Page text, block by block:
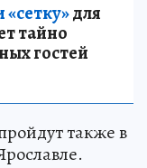
для
тайно
гостей
также в